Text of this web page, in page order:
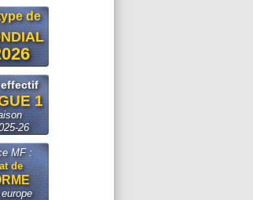
de
1
26
MF :
de